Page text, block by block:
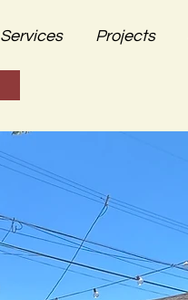
Services Projects